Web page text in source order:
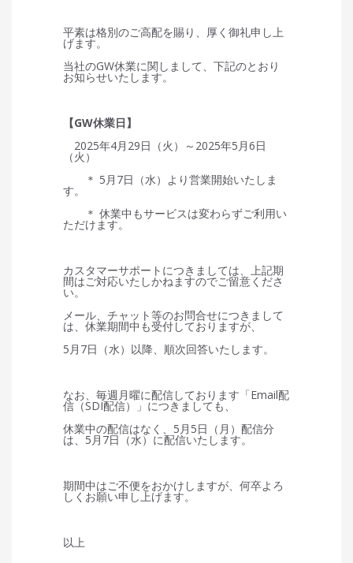
平素は格別のご高配を賜り、厚く御礼申し上
げます。
当社のGW休業に関しまして、下記のとおり
お知らせいたします。
【GW休業日】
2025年4月29日（火）～2025年5月6日
（火）
＊ 5月7日（水）より営業開始いたしま
す。
＊ 休業中もサービスは変わらずご利用い
ただけます。
カスタマーサポートにつきましては、上記期
間はご対応いたしかねますのでご留意くださ
い。
メール、チャット等のお問合せにつきまして
は、休業期間中も受付しておりますが、
5月7日（水）以降、順次回答いたします。
なお、毎週月曜に配信しております「Email配
信（SDI配信）」につきましても、
休業中の配信はなく、5月5日（月）配信分
は、5月7日（水）に配信いたします。
期間中はご不便をおかけしますが、何卒よろ
しくお願い申し上げます。
以上